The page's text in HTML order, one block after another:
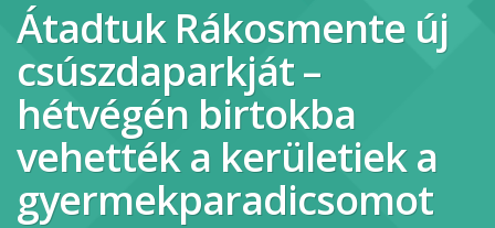
Átadtuk Rákosmente új
csúszdaparkját –
hétvégén birtokba
vehették a kerületiek a
gyermekparadicsomot